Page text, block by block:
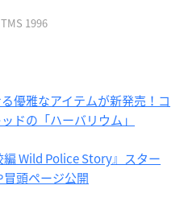
1996
優雅なアイテムが新発売！コ
ドの「ハーバリウム」
Wild Police Story』スター
冒頭ページ公開